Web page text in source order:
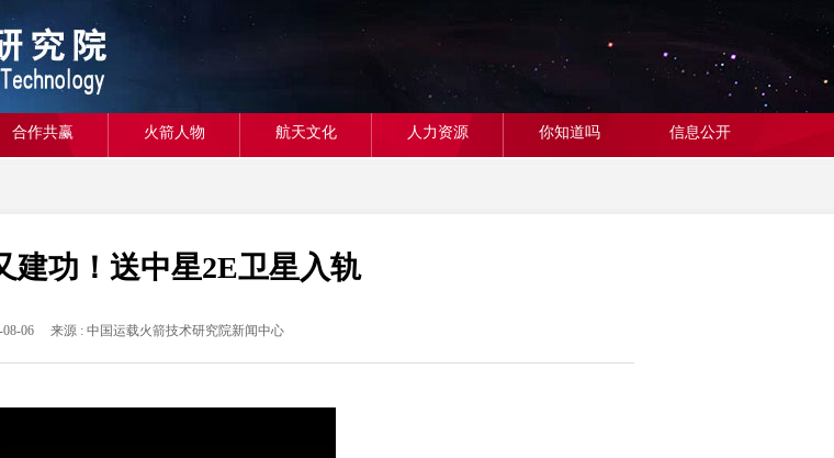
合作共赢 火箭人物 航天文化 人力资源 你知道吗 信息公开
建功！送中星2E卫星入轨
08-06 来源 : 中国运载火箭技术研究院新闻中心